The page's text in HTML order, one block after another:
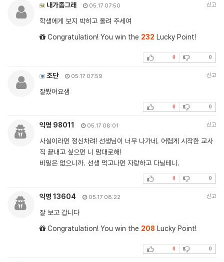
내가좀그래 05.17 07:50 신고
학생에게 보지 박히고 올려 주세여
Congratulation! You win the 232 Lucky Point!
0 0
조단 05.17 07:59 신고
잘봤어요샘
0 0
익명 98011 05.17 08:01 신고
사실이라면 정신차려! 선생님이 너무 나가네. 어렵게 시작한 교사
직 끝내고 싶으면 니 맘대로해!
비밀은 없으니까. 선생 먹고나면 자랑하고 다닐테니.
0 0
익명 13604 05.17 08:22 신고
잘 보고 갑니다
Congratulation! You win the 208 Lucky Point!
0 0